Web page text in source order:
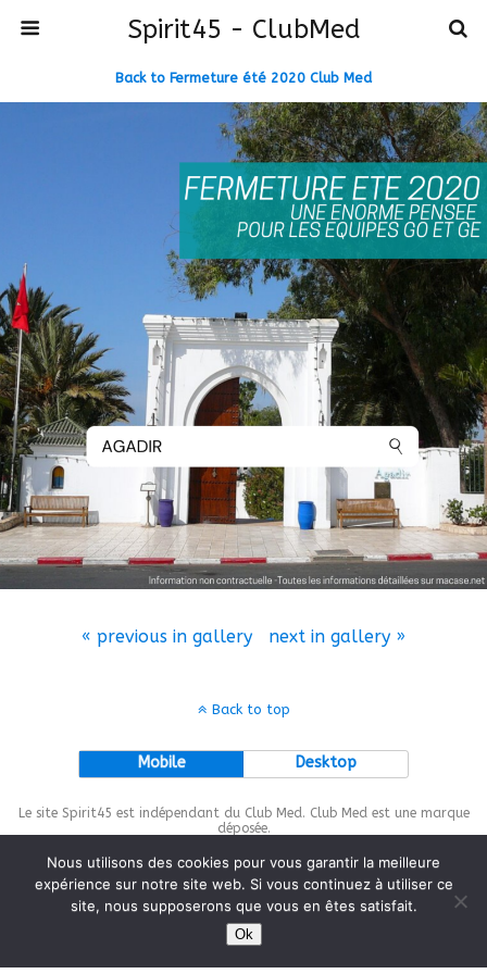
Spirit45 - ClubMed
Back to Fermeture été 2020 Club Med
« previous in gallery next in gallery »
Back to top
Mobile Desktop
Le site Spirit45 est indépendant du Club Med. Club Med est une marque
déposée.
This site is protected bywp-copyrightpro.com
Nous utilisons des cookies pour vous garantir la meilleure
expérience sur notre site web. Si vous continuez à utiliser ce
site, nous supposerons que vous en êtes satisfait.
Ok